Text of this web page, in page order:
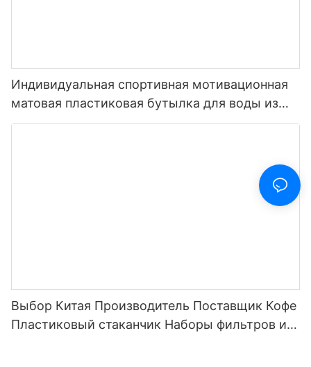
Индивидуальная спортивная мотивационная
матовая пластиковая бутылка для воды из
тритана, не содержащая BPA, 32 унции, с
Выбор Китая Производитель Поставщик Кофе
Пластиковый стаканчик Наборы фильтров из